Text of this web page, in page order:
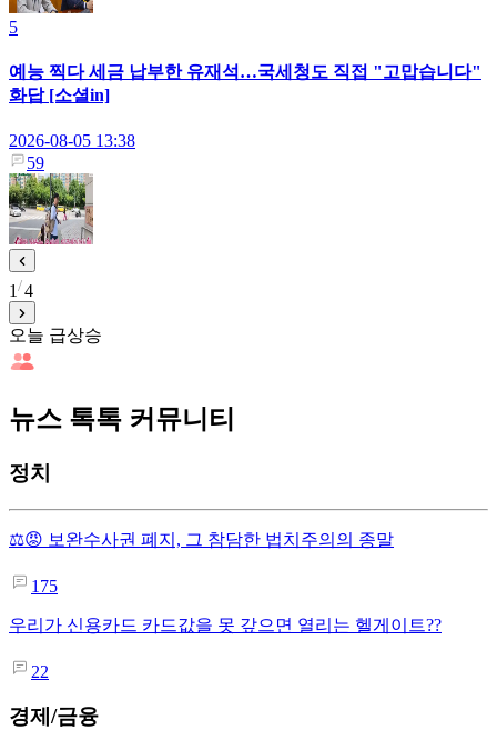
5
예능 찍다 세금 납부한 유재석…국세청도 직접 "고맙습니다"
화답 [소셜in]
2026-08-05 13:38
59
1 4
오늘 급상승
뉴스 톡톡 커뮤니티
정치
⚖️😡 보완수사권 폐지, 그 참담한 법치주의의 종말
175
우리가 신용카드 카드값을 못 갚으면 열리는 헬게이트??
22
경제/금융